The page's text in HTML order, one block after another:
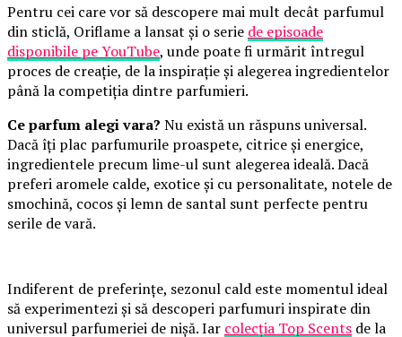
Pentru cei care vor să descopere mai mult decât parfumul
din sticlă, Oriflame a lansat și o serie de episoade
disponibile pe YouTube, unde poate fi urmărit întregul
proces de creație, de la inspirație și alegerea ingredientelor
până la competiția dintre parfumieri.
Ce parfum alegi vara? Nu există un răspuns universal.
Dacă îți plac parfumurile proaspete, citrice și energice,
ingredientele precum lime-ul sunt alegerea ideală. Dacă
preferi aromele calde, exotice și cu personalitate, notele de
smochină, cocos și lemn de santal sunt perfecte pentru
serile de vară.
Indiferent de preferințe, sezonul cald este momentul ideal
să experimentezi și să descoperi parfumuri inspirate din
universul parfumeriei de nișă. Iar colecția Top Scents de la